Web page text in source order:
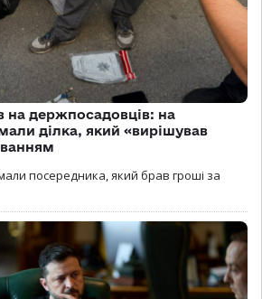
на держпосадовців: на
ділка, який «вирішував
посередника, який брав гроші за